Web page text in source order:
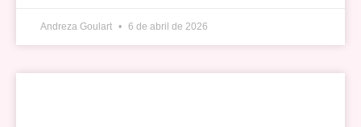
Andreza Goulart 6 de abril de 2026